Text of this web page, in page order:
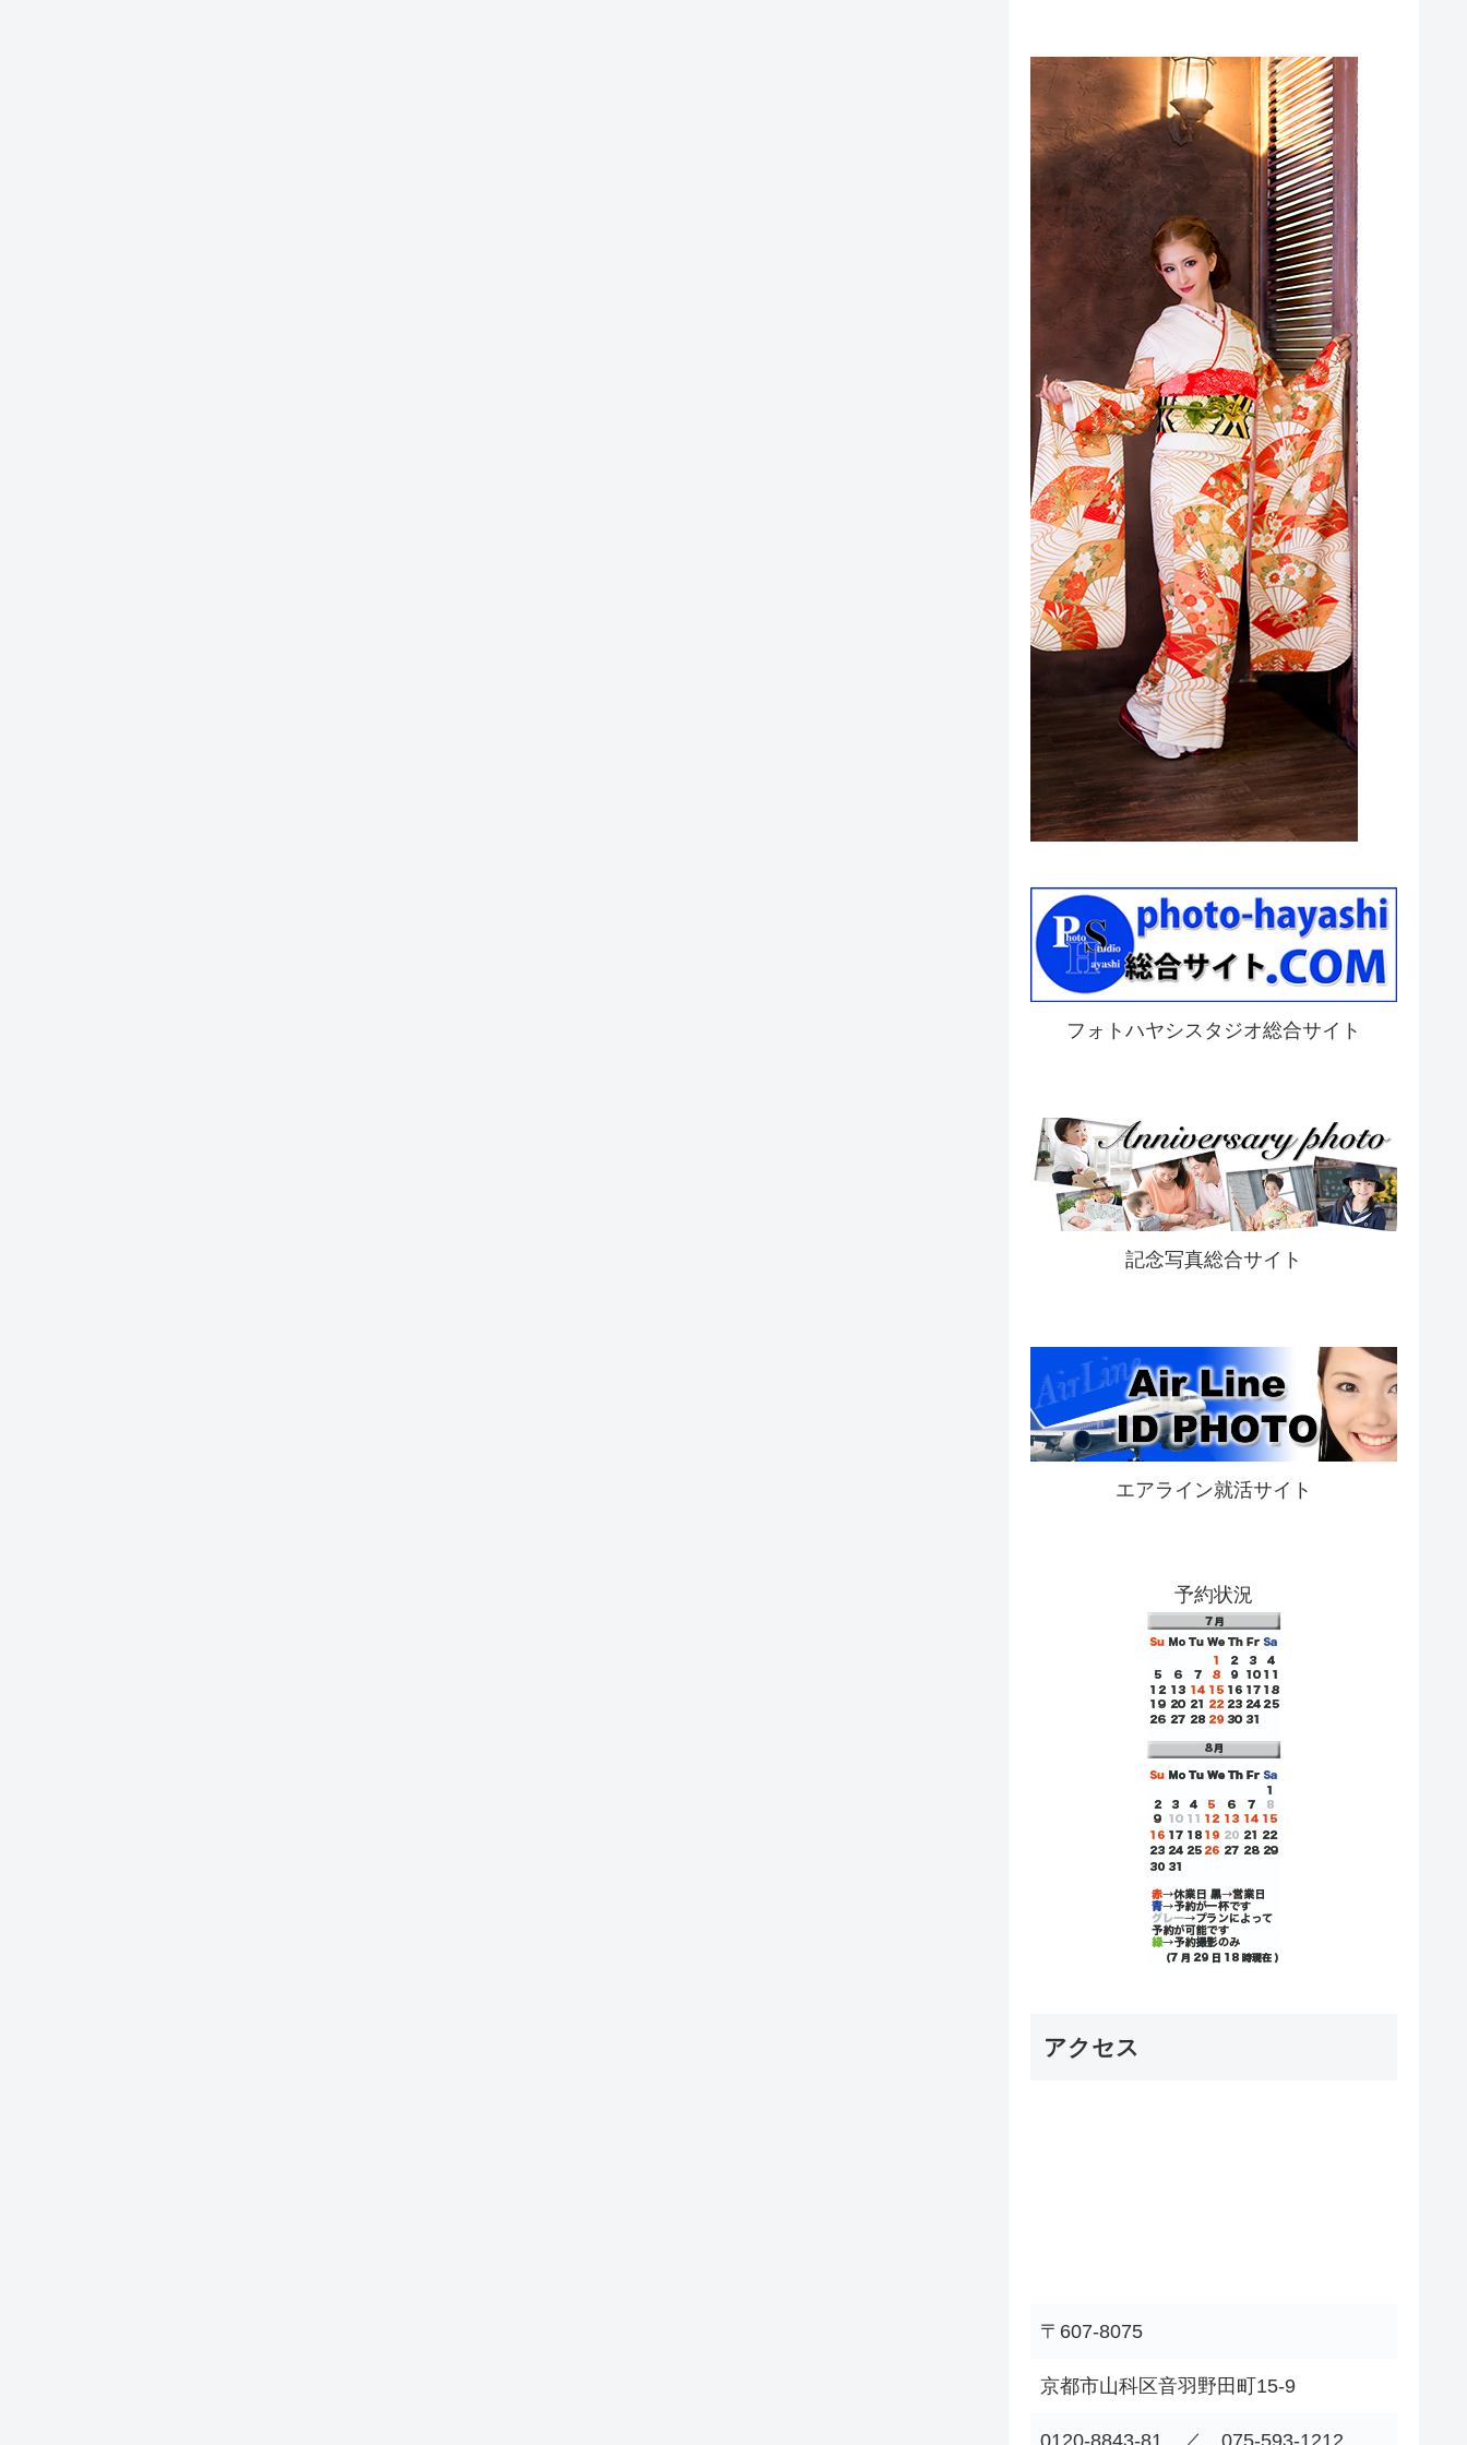
フォトハヤシスタジオ総合サイト
記念写真総合サイト
エアライン就活サイト
予約状況
アクセス
〒607-8075
京都市山科区音羽野田町15-9
0120-8843-81 ／ 075-593-1212